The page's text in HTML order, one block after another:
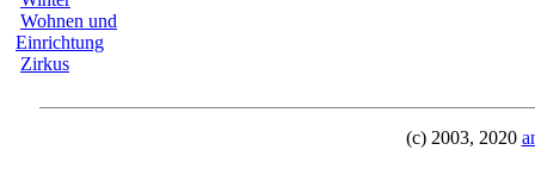
Wohnen und
Einrichtung
Zirkus
(c) 2003, 2020